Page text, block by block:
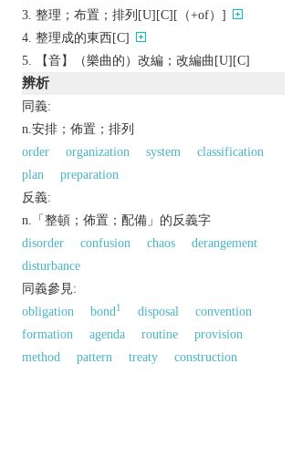
整理；布置；排列[U][C][（+of）]
整理成的東西[C]
【音】（樂曲的）改編；改編曲[U][C]
辨析
同義:
n.安排；佈置；排列
order
organization system
classification
plan
preparation
反義:
n.「整頓；佈置；配備」的反義字
disorder
confusion chaos
derangement
disturbance
同義參見:
obligation
bond1 disposal
convention
formation
agenda routine
provision
method
pattern treaty
construction